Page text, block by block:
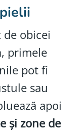
obicei
primele
pot fi
sau
apoi
și zone de